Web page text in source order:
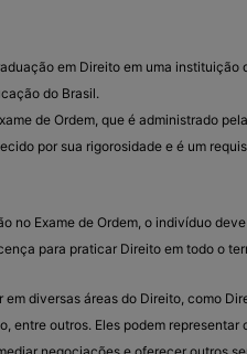
em Direito em uma instituição
do Brasil.
de Ordem, que é administrado
por sua rigorosidade e é um
no Exame de Ordem, o indivíduo
para praticar Direito em todo o
diversas áreas do Direito, como
entre outros. Eles podem representar